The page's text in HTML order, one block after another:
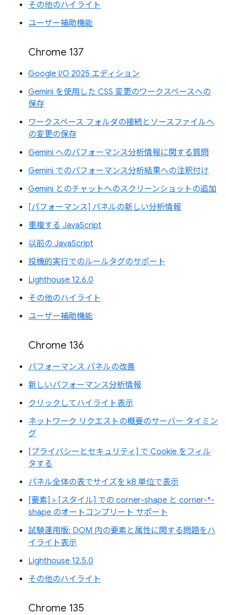
その他のハイライト
ユーザー補助機能
Chrome 137
Google I/O 2025 エディション
Gemini を使用した CSS 変更のワークスペースへの
保存
ワークスペース フォルダの接続とソースファイルへ
の変更の保存
Gemini へのパフォーマンス分析情報に関する質問
Gemini でのパフォーマンス分析結果への注釈付け
Gemini とのチャットへのスクリーンショットの追加
[パフォーマンス] パネルの新しい分析情報
重複する JavaScript
以前の JavaScript
投機的実行でのルールタグのサポート
Lighthouse 12.6.0
その他のハイライト
ユーザー補助機能
Chrome 136
パフォーマンス パネルの改善
新しいパフォーマンス分析情報
クリックしてハイライト表示
ネットワーク リクエストの概要のサーバー タイミン
グ
[プライバシーとセキュリティ] で Cookie をフィル
タする
パネル全体の表でサイズを kB 単位で表示
[要素] > [スタイル] での corner-shape と corner-*-
shape のオートコンプリート サポート
試験運用版: DOM 内の要素と属性に関する問題をハ
イライト表示
Lighthouse 12.5.0
その他のハイライト
Chrome 135